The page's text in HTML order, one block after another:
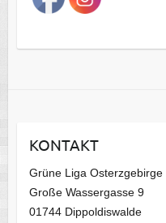
g
a
v
KONTAKT
Grüne Liga Osterzgebirge
Große Wassergasse 9
01744 Dippoldiswalde